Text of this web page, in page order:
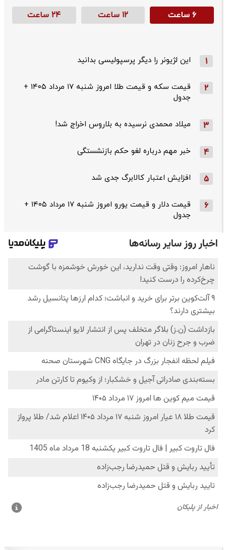
۶ ساعت ۱۲ ساعت ۲۴ ساعت
1 این لژیونر را دیگر پرسپولیسی بدانید
2
قیمت سکه و قیمت طلا امروز شنبه ۱۷ مرداد ۱۴۰۵ +
جدول
3 میلاد محمدی نرسیده به بلاروس اخراج شد!
4 خبر مهم درباره لغو حکم بازنشستگی
5 افزایش اعتبار کالابرگ جدی شد
6
قیمت دلار و قیمت یورو امروز شنبه ۱۷ مرداد ۱۴۰۵ +
جدول